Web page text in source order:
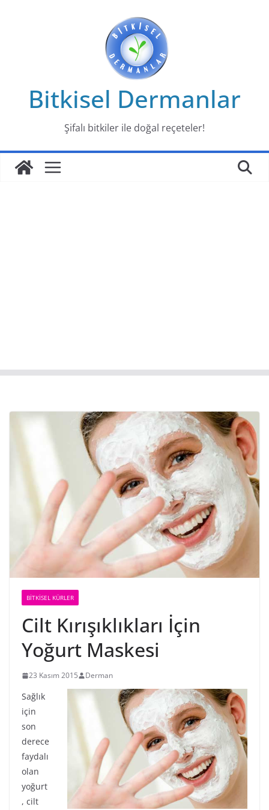
Bitkisel Dermanlar
Şifalı bitkiler ile doğal reçeteler!
BİTKİSEL KÜRLER
Cilt Kırışıklıkları İçin
Yoğurt Maskesi
23 Kasım 2015 Derman
Sağlık
için
son
derece
faydalı
olan
yoğurt
, cilt